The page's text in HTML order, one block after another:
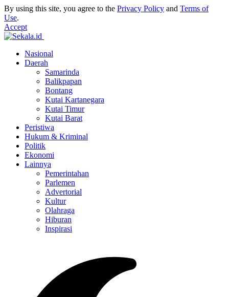
By using this site, you agree to the Privacy Policy and Terms of
Use.
Accept
Nasional
Daerah
Samarinda
Balikpapan
Bontang
Kutai Kartanegara
Kutai Timur
Kutai Barat
Peristiwa
Hukum & Kriminal
Politik
Ekonomi
Lainnya
Pemerintahan
Parlemen
Advertorial
Kultur
Olahraga
Hiburan
Inspirasi